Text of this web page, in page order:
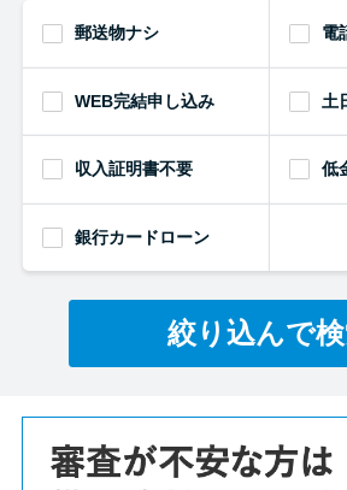
郵送物ナシ 電
WEB完結申し込み 土
収入証明書不要 低
銀行カードローン
絞り込んで